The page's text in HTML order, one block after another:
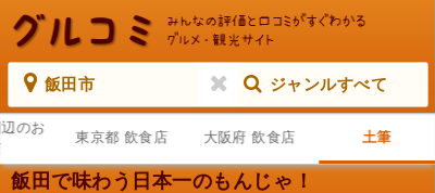
飯田市 ジャンルすべて
のお
東京都 飲食店 大阪府 飲食店 土筆
飯田で味わう日本一のもんじゃ！